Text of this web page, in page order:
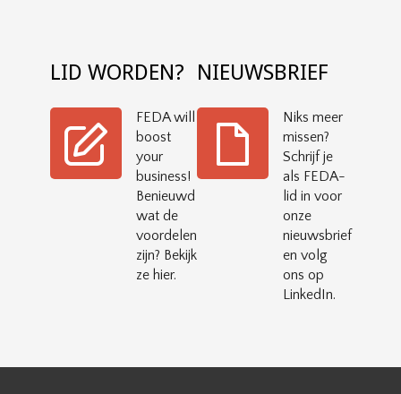
LID WORDEN?
FEDA will
boost
your
business!
Benieuwd
wat de
voordelen
zijn? Bekijk
ze hier.
NIEUWSBRIEF
Niks meer
missen?
Schrijf je
als FEDA-
lid in voor
onze
nieuwsbrief
en volg
ons op
LinkedIn.